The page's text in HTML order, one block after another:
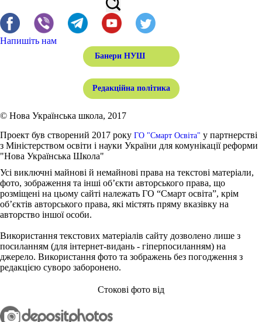
Напишіть нам
Банери НУШ
Редакційна політика
© Нова Українська школа, 2017
Проект був створений 2017 року ГО "Смарт Освіта" у партнерстві
з Міністерством освіти і науки України для комунікації реформи
"Нова Українська Школа"
Усі виключні майнові й немайнові права на текстові матеріали,
фото, зображення та інші об’єкти авторського права, що
розміщені на цьому сайті належать ГО “Смарт освіта”, крім
об’єктів авторського права, які містять пряму вказівку на
авторство іншої особи.
Використання текстових матеріалів сайту дозволено лише з
посиланням (для інтернет-видань - гіперпосиланням) на
джерело. Використання фото та зображень без погодження з
редакцією суворо заборонено.
Стокові фото від